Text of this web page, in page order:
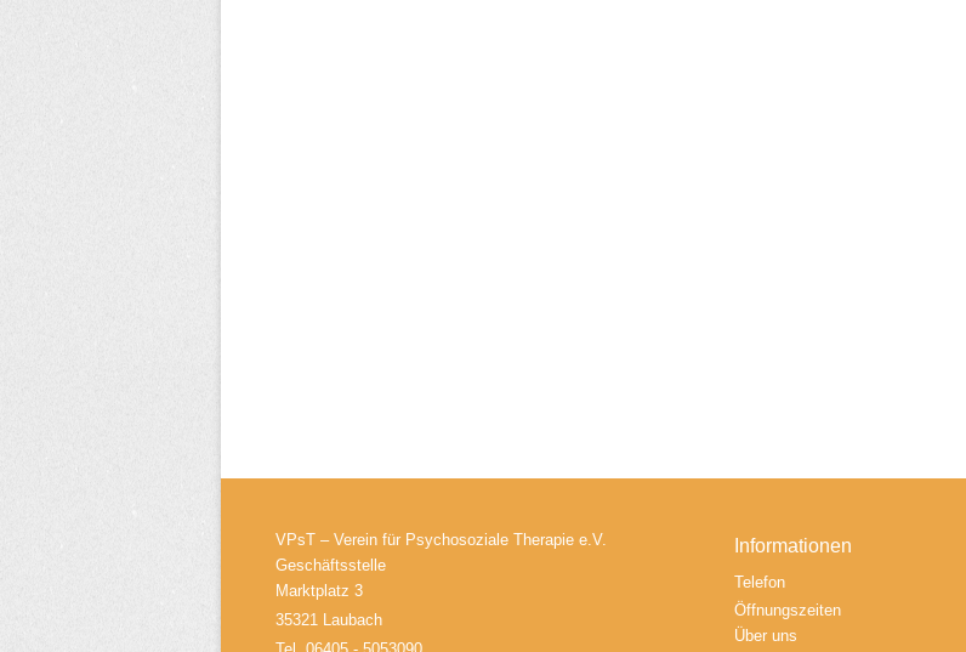
VPsT – Verein für Psychosoziale Therapie e.V.
Geschäftsstelle
Marktplatz 3
35321 Laubach
Informationen
Telefon
Öffnungszeiten
Über uns